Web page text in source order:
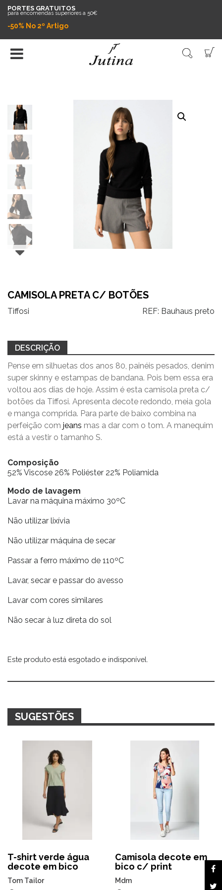
PORTES GRATUITOS
para encomendas superiores a 50€
-50% No 2º Artigo
CAMISOLA PRETA C/ BOTÕES
Tiffosi REF: Bauhaus preto
DESCRIÇÃO
Pense em silhuetas dos anos 80, painéis pesados, denim
super skinny e estampas de bandana. Pois bem essa era
voltou aos dias de hoje. Assim é esta camisola preta c/
botões da Tiffosi. Apresenta decote redondo, meia gola
e manga comprida. Para parte de baixo combina na
perfeição com jeans mas a dar com o tom. A manequim
está a vestir o tamanho S.
Composição
52% Viscose 26% Poliéster 22% Poliamida
Modo de lavagem
Lavar na máquina máximo 30ºC
Não utilizar lixívia
Não utilizar máquina de secar
Passar a ferro máximo de 110ºC
Lavar, secar e passar do avesso
Lavar com cores similares
Não secar à luz direta do sol
Este produto está esgotado e indisponível.
Alternative:
SUGESTÕES
T-shirt verde água
decote em bico
Tom Tailor
Camisola decote em
bico c/ print
Mdm